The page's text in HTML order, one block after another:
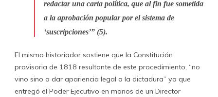
redactar una carta política, que al fin fue sometida
a la aprobación popular por el sistema de
‘suscripciones’” (5).
El mismo historiador sostiene que la Constitución
provisoria de 1818 resultante de este procedimiento, “no
vino sino a dar apariencia legal a la dictadura” ya que
entregó el Poder Ejecutivo en manos de un Director